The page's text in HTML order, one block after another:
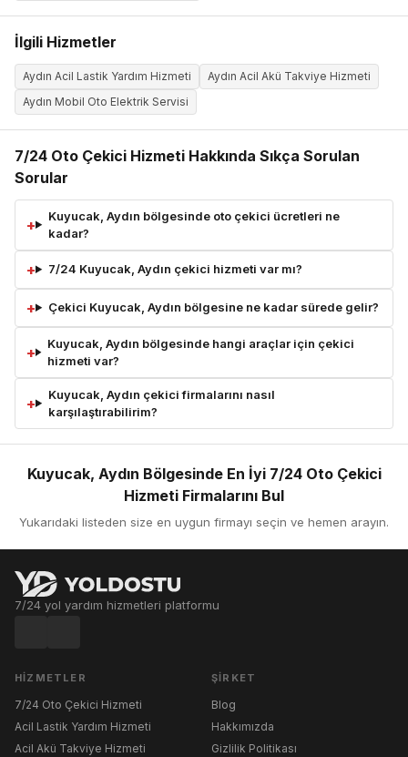
İlgili Hizmetler
Aydın Acil Lastik Yardım Hizmeti
Aydın Acil Akü Takviye Hizmeti
Aydın Mobil Oto Elektrik Servisi
7/24 Oto Çekici Hizmeti Hakkında Sıkça Sorulan
Sorular
Kuyucak, Aydın bölgesinde oto çekici ücretleri ne
kadar?
7/24 Kuyucak, Aydın çekici hizmeti var mı?
Çekici Kuyucak, Aydın bölgesine ne kadar sürede gelir?
Kuyucak, Aydın bölgesinde hangi araçlar için çekici
hizmeti var?
Kuyucak, Aydın çekici firmalarını nasıl
karşılaştırabilirim?
Kuyucak, Aydın Bölgesinde En İyi 7/24 Oto Çekici
Hizmeti Firmalarını Bul
Yukarıdaki listeden size en uygun firmayı seçin ve hemen arayın.
7/24 yol yardım hizmetleri platformu
HIZMETLER
7/24 Oto Çekici Hizmeti
Acil Lastik Yardım Hizmeti
Acil Akü Takviye Hizmeti
ŞIRKET
Blog
Hakkımızda
Gizlilik Politikası